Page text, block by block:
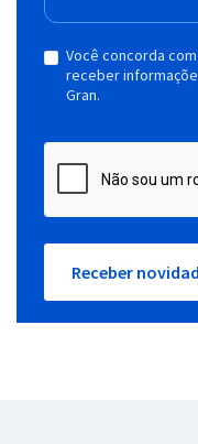
Você concorda
receber
Gran.
Receber